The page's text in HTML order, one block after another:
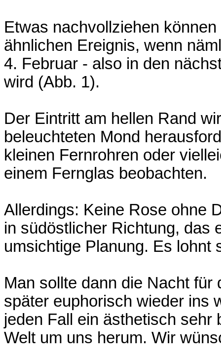
Etwas nachvollziehen
ähnlichen Ereignis, wenn
4. Februar - also in den
wird (Abb. 1).
Der Eintritt am hellen Rand
beleuchteten Mond
kleinen Fernrohren oder
einem Fernglas beobachten.
Allerdings: Keine Rose ohne
in südöstlicher Richtung, das
umsichtige Planung. Es lohnt
Man sollte dann die Nacht
später euphorisch wieder ins
jeden Fall ein ästhetisch sehr
Welt um uns herum. Wir